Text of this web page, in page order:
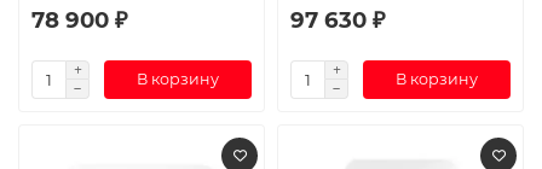
78 900 ₽
В корзину
97 630 ₽
В корзину